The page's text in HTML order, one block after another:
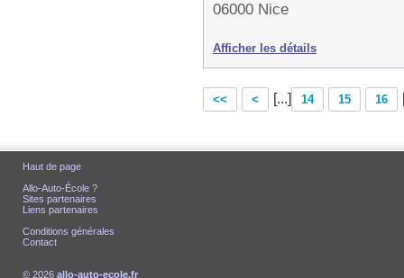
06000 Nice
Afficher les détails
<< < [...] 14 15 16
Haut de page
Allo-Auto-École ?
Sites partenaires
Liens partenaires
Conditions générales
Contact
© 2026 allo-auto-ecole.fr